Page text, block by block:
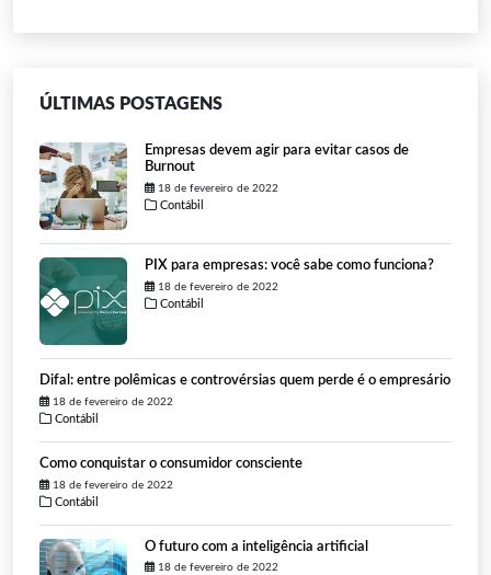
ÚLTIMAS POSTAGENS
Empresas devem agir para evitar casos de
Burnout
18 de fevereiro de 2022
Contábil
PIX para empresas: você sabe como funciona?
18 de fevereiro de 2022
Contábil
Difal: entre polêmicas e controvérsias quem perde é o empresário
18 de fevereiro de 2022
Contábil
Como conquistar o consumidor consciente
18 de fevereiro de 2022
Contábil
O futuro com a inteligência artificial
18 de fevereiro de 2022